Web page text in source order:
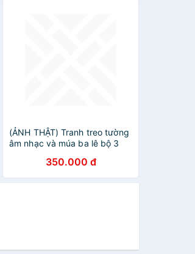
(ẢNH THẬT) Tranh treo tường
âm nhạc và múa ba lê bộ 3
350.000 đ